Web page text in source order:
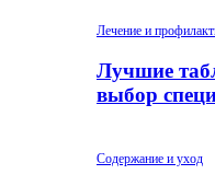
Лечение и
Лучшие
выбор
Содержание и уход